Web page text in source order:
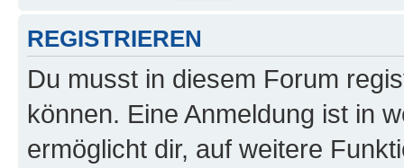
REGISTRIEREN
Du musst in diesem Forum
können. Eine Anmeldung ist in
ermöglicht dir, auf weitere